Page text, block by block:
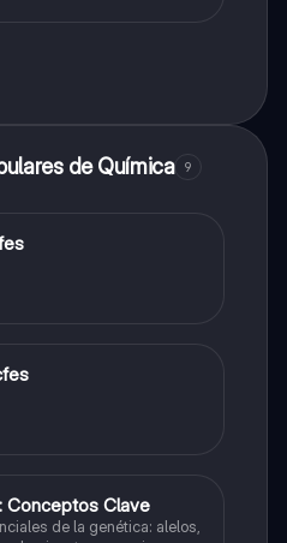
de Química 9
Conceptos Clave
de la genética: alelos,